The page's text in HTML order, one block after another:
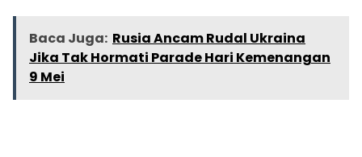
Baca Juga: Rusia Ancam Rudal Ukraina
Jika Tak Hormati Parade Hari Kemenangan
9 Mei